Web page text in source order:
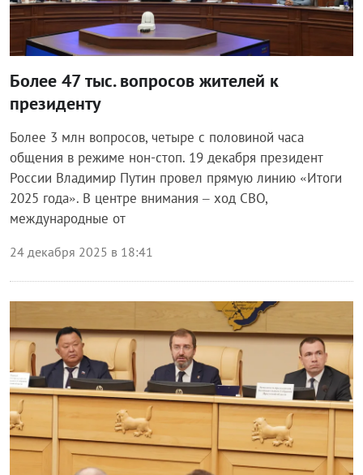
Более 47 тыс. вопросов жителей к
президенту
Более 3 млн вопросов, четыре с половиной часа
общения в режиме нон-стоп. 19 декабря президент
России Владимир Путин провел прямую линию «Итоги
2025 года». В центре внимания – ход СВО,
международные от
24 декабря 2025 в 18:41